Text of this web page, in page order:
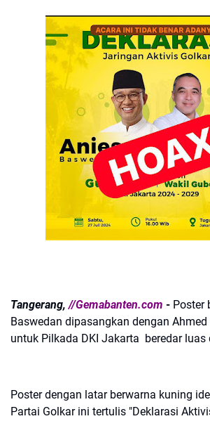
Tangerang,//Gemabanten.com - Poster
Baswedan dipasangkan dengan
untuk Pilkada DKI Jakarta beredar luas
Poster dengan latar berwarna kuning
Partai Golkar ini tertulis "Deklarasi